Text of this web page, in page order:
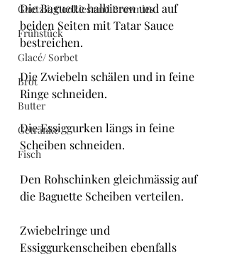
Guetzli, Cookies und Brownies
Frühstück
Glacé/ Sorbet
Brot
Butter
Getränke
Fisch
Die Baguette halbieren und auf
beiden Seiten mit Tatar Sauce
bestreichen.
Die Zwiebeln schälen und in feine
Ringe schneiden.
Die Essiggurken längs in feine
Scheiben schneiden.
Den Rohschinken gleichmässig auf
die Baguette Scheiben verteilen.
Zwiebelringe und
Essiggurkenscheiben ebenfalls